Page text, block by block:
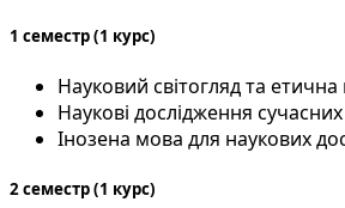
1 семестр (1 курс)
Науковий світогляд та
Наукові дослідження
Інозена мова для наукових
2 семестр (1 курс)